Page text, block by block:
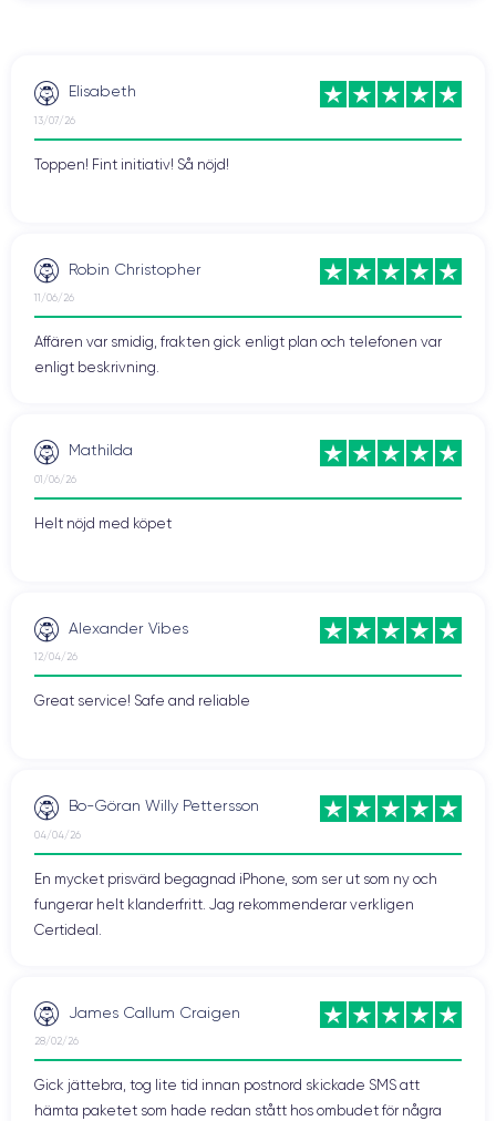
Elisabeth
13/07/26
Toppen! Fint initiativ! Så nöjd!
Robin Christopher
11/06/26
Affären var smidig, frakten gick enligt plan och telefonen var
enligt beskrivning.
Mathilda
01/06/26
Helt nöjd med köpet
Alexander Vibes
12/04/26
Great service! Safe and reliable
Bo-Göran Willy Pettersson
04/04/26
En mycket prisvärd begagnad iPhone, som ser ut som ny och
fungerar helt klanderfritt. Jag rekommenderar verkligen
Certideal.
James Callum Craigen
28/02/26
Gick jättebra, tog lite tid innan postnord skickade SMS att
hämta paketet som hade redan stått hos ombudet för några